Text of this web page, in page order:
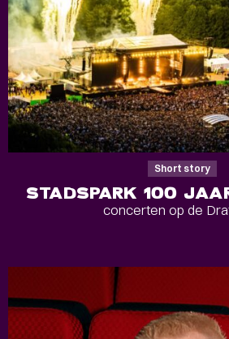
Short story
STADSPARK 100
concerten op de